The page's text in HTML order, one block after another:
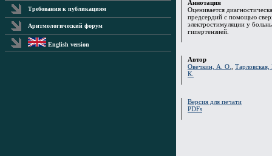
Требования к публикациям
Аритмологический форум
English version
Аннотация
Оценивается
предсердий с помощью
электростимуляции у
гипертензией.
Автор
Овечкин, А. О.
К.
Версия для печати
PDFs